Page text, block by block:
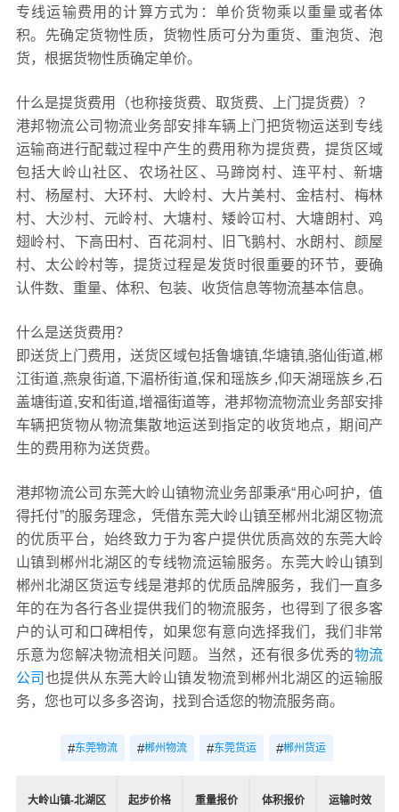
专线运输费用的计算方式为：单价货物乘以重量或者体
积。先确定货物性质，货物性质可分为重货、重泡货、泡
货，根据货物性质确定单价。
什么是提货费用（也称接货费、取货费、上门提货费）？
港邦物流公司物流业务部安排车辆上门把货物运送到专线
运输商进行配载过程中产生的费用称为提货费，提货区域
包括大岭山社区、农场社区、马蹄岗村、连平村、新塘
村、杨屋村、大环村、大岭村、大片美村、金桔村、梅林
村、大沙村、元岭村、大塘村、矮岭冚村、大塘朗村、鸡
翅岭村、下高田村、百花洞村、旧飞鹅村、水朗村、颜屋
村、太公岭村等，提货过程是发货时很重要的环节，要确
认件数、重量、体积、包装、收货信息等物流基本信息。
什么是送货费用？
即送货上门费用，送货区域包括鲁塘镇,华塘镇,骆仙街道,郴
江街道,燕泉街道,下湄桥街道,保和瑶族乡,仰天湖瑶族乡,石
盖塘街道,安和街道,增福街道等，港邦物流物流业务部安排
车辆把货物从物流集散地运送到指定的收货地点，期间产
生的费用称为送货费。
港邦物流公司东莞大岭山镇物流业务部秉承“用心呵护，值
得托付”的服务理念，凭借东莞大岭山镇至郴州北湖区物流
的优质平台，始终致力于为客户提供优质高效的东莞大岭
山镇到郴州北湖区的专线物流运输服务。东莞大岭山镇到
郴州北湖区货运专线是港邦的优质品牌服务，我们一直多
年的在为各行各业提供我们的物流服务，也得到了很多客
户的认可和口碑相传，如果您有意向选择我们，我们非常
乐意为您解决物流相关问题。当然，还有很多优秀的物流
公司 也提供从东莞大岭山镇发物流到郴州北湖区的运输服
务，您也可以多多咨询，找到合适您的物流服务商。
#东莞物流 #郴州物流 #东莞货运 #郴州货运
大岭山镇-北湖区 起步价格 重量报价 体积报价 运输时效